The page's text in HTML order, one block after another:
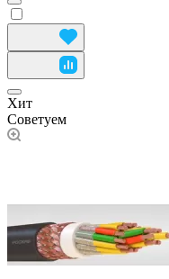
Хит
Советуем